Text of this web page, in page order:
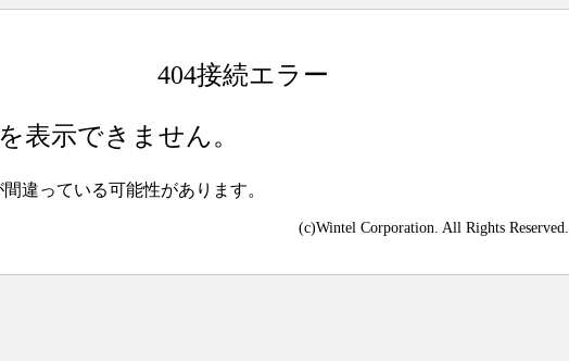
404接続エラー
表示できません。
違っている可能性があります。
(c)Wintel Corporation. All Rights Reserved.